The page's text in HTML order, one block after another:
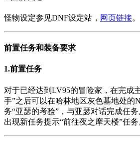
怪物设定参见DNF设定站， 网页链接
前置任务和装备要求
1.前置任务
对于已经达到LV95的冒险家，在完成
手”之后可以在哈林地区灰色墓地处的
务“亚瑟的考验”，与亚瑟对话完成任
出现新任务提示“前往夜之摩天楼”任务